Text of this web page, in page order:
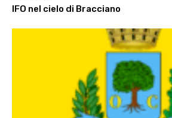
IFO nel cielo di Bracciano